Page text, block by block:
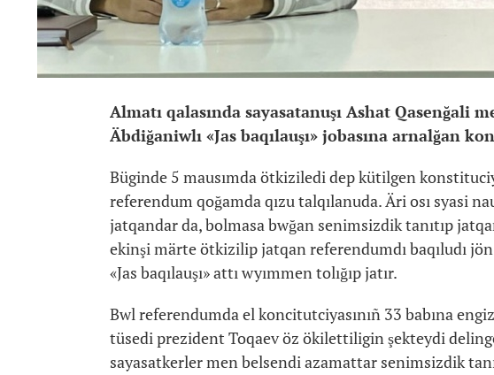
Almatı qalasında sayasatanuşı Ashat Qasenğali
Äbdiğaniwlı «Jas baqılauşı» jobasına arnalğan
Büginde 5 mausımda ötkiziledi dep kütilgen
referendum qoğamda qızu talqılanuda. Äri osı syasi
jatqandar da, bolmasa bwğan senimsizdik tanıtıp
ekinşi märte ötkizilip jatqan referendumdı baqıludı jön
«Jas baqılauşı» attı wyımmen tolığıp jatır.
Bwl referendumda el koncitutciyasınıñ 33 babına
tüsedi prezident Toqaev öz ökilettiligin şekteydi
sayasatkerler men belsendi azamattar senimsizdik